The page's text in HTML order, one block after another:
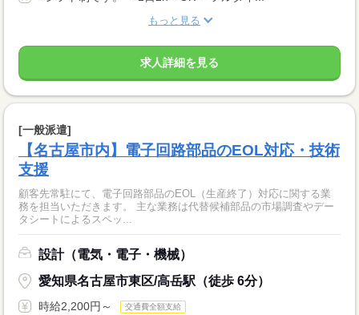
もっと見る
求人詳細を見る
[一般派遣]
【名古屋市内】電子回路部品のEOL対応・技術
支援
顧客先常駐にて、電子回路部品のEOL（生産終了）対応に関する業
務を担当いただきます。 主な業務は代替候補部品の市場調査やデー
タシートによるスペッ...
設計（電気・電子・機械）
愛知県名古屋市東区/高岳駅（徒歩 6分）
時給2,200円～ 交通費全額支給